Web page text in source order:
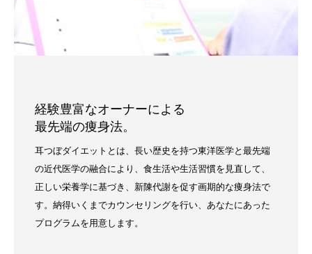
経験豊富なオーナーによる
最先端の痩身法。
耳つぼダイエットとは、長い歴史を持つ東洋医学と最先端
の近代医学の融合により、食生活や生活習慣を見直して、
正しい栄養学に基づき、新陳代謝を促す画期的な痩身法で
す。納得いくまでカウンセリングを行い、あなたにあった
プログラムを用意します。